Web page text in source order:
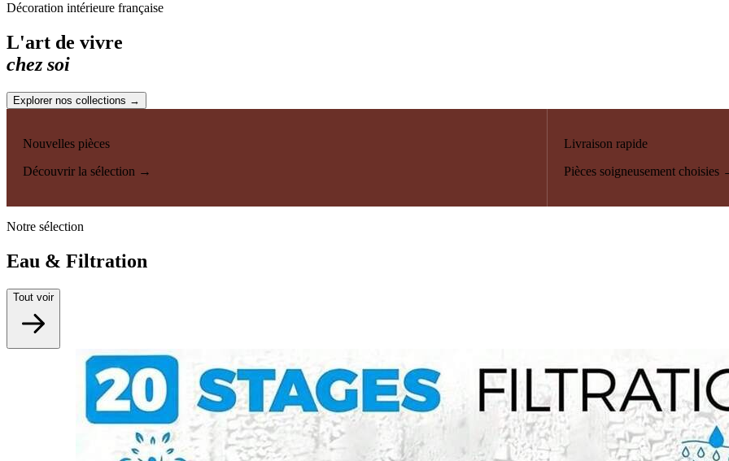
Décoration intérieure française
L'art de vivre
chez soi
Explorer nos collections →
Nouvelles pièces
Découvrir la sélection →
Livraison rapide
Pièces soigneusement choisies
Notre sélection
Eau & Filtration
Tout voir